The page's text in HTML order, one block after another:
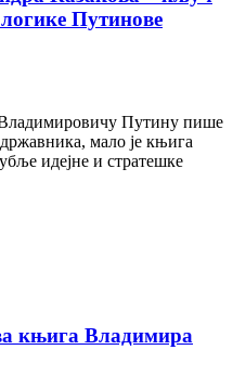
Путинове
Путину пише
мало је књига
идејне и стратешке
књига Владимира